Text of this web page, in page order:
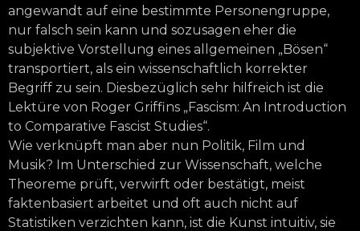
angewandt auf eine bestimmte Personengruppe,
nur falsch sein kann und sozusagen eher die
subjektive Vorstellung eines allgemeinen „Bösen“
transportiert, als ein wissenschaftlich korrekter
Begriff zu sein. Diesbezüglich sehr hilfreich ist die
Lektüre von Roger Griffins „Fascism: An Introduction
to Comparative Fascist Studies“.
Wie verknüpft man aber nun Politik, Film und
Musik? Im Unterschied zur Wissenschaft, welche
Theoreme prüft, verwirft oder bestätigt, meist
faktenbasiert arbeitet und oft auch nicht auf
Statistiken verzichten kann, ist die Kunst intuitiv, sie